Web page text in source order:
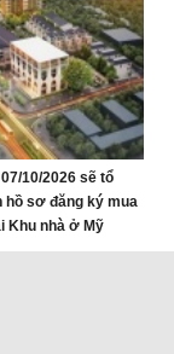
10/2026 sẽ tổ
hồ sơ đăng ký mua
Khu nhà ở Mỹ
Vinh Lộc